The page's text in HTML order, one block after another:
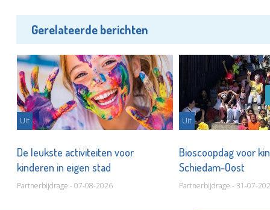
Gerelateerde berichten
Uit
De leukste activiteiten voor
kinderen in eigen stad
Partnerbijdrage - 07-08-2026
Uit
Bioscoopdag voor
Schiedam-Oost
Partnerbijdrage - 31-07-